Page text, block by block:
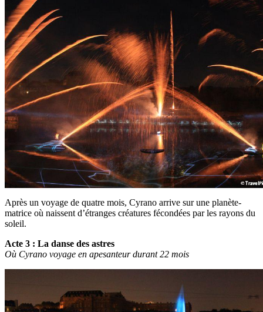
Après un voyage de quatre mois, Cyrano arrive sur une planète-
matrice où naissent d’étranges créatures fécondées par les rayons du
soleil.
Acte 3 : La danse des astres
Où Cyrano voyage en apesanteur durant 22 mois